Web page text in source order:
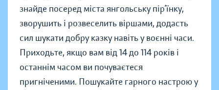
знайде посеред міста янгольську пір’їнку,
зворушить і розвеселить віршами, додасть
сил шукати добру казку навіть у воєнні часи.
Приходьте, якщо вам від 14 до 114 років і
останнім часом ви почуваєтеся
пригніченими. Пошукайте гарного настрою у